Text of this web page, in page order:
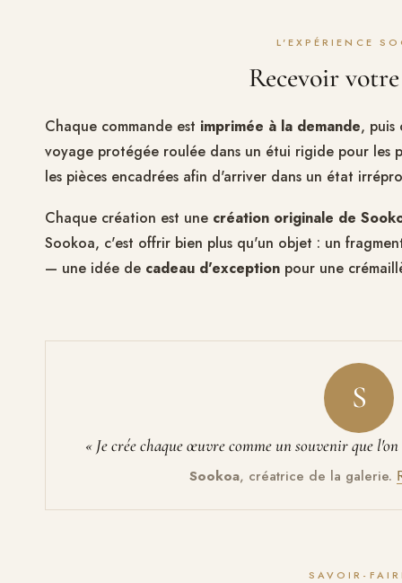
L'EXPÉRIENCE
Recevoir
Chaque commande est imprimée à la demande,
voyage protégée roulée dans un étui rigide pour les
les pièces encadrées afin d'arriver dans un état
Chaque création est une création originale de
Sookoa, c'est offrir bien plus qu'un objet : un
— une idée de cadeau d'exception pour une
S
« Je crée chaque œuvre comme un souvenir que
Sookoa, créatrice de la galerie.
SAVOIR-